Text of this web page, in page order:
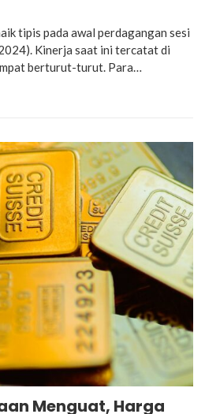
tipis pada awal perdagangan sesi
Kinerja saat ini tercatat di
berturut-turut. Para…
Menguat, Harga